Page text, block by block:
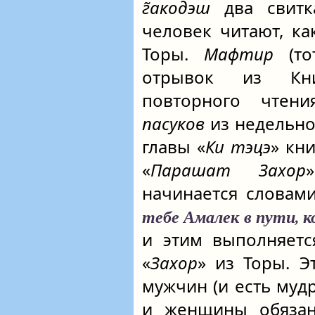
г̃акодэш два
человек читают,
Торы. Мафтир
отрывок из
повторного
пасуков из
главы «Ки тэцэ»
«Парашат Захор
начинается
тебе Амалек в пути,
и этим
«Захор» из Торы.
мужчин (и есть
и женщины